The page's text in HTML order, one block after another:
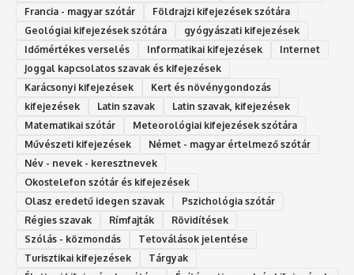
Francia - magyar szótár
Földrajzi kifejezések szótára
Geológiai kifejezések szótára
gyógyászati kifejezések
Időmértékes verselés
Informatikai kifejezések
Internet
Joggal kapcsolatos szavak és kifejezések
Karácsonyi kifejezések
Kert és növénygondozás
kifejezések
Latin szavak
Latin szavak, kifejezések
Matematikai szótár
Meteorológiai kifejezések szótára
Művészeti kifejezések
Német - magyar értelmező szótár
Név - nevek - keresztnevek
Okostelefon szótár és kifejezések
Olasz eredetű idegen szavak
Ps‮gólohciz‬ia s‮átóz‬r
Régies szavak
Rímfajták
Rövidítések
Szólás - közmondás
Tetoválások jelentése
Turisztikai kifejezések
Tárgyak